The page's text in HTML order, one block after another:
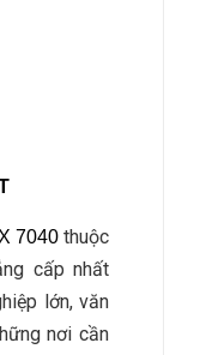
7040 thuộc
cấp nhất
lớn, văn
nơi cần